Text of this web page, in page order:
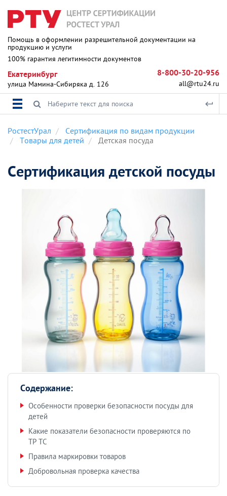
Помощь в оформлении разрешительной документации на
продукцию и услуги
100% гарантия легитимности документов
Екатеринбург
улица Мамина-Сибиряка д. 126
8-800-30-20-956
all@rtu24.ru
РостестУрал
Сертификация по видам продукции
Товары для детей
Детская посуда
Сертификация детской посуды
Содержание:
Особенности проверки безопасности посуды для
детей
Какие показатели безопасности проверяются по
ТР ТС
Правила маркировки товаров
Добровольная проверка качества